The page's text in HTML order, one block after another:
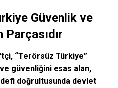
Güvenlik ve
“Terörsüz Türkiye”
güvenliğini esas alan,
doğrultusunda devlet